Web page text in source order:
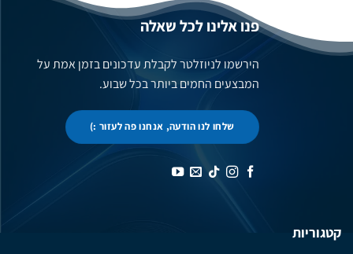
פנו אלינו לכל שאלה
הירשמו לניוזלטר לקבלת עדכונים בזמן אמת על
המבצעים החמים ביותר בכל שבוע.
שלחו לנו הודעה, אנחנו פה לעזור :)
קטגוריות